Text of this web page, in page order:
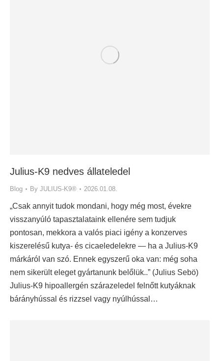
Julius-K9 nedves állateledel
Blog By JULIUS-K9® 2026.01.08.
„Csak annyit tudok mondani, hogy még most, évekre
visszanyúló tapasztalataink ellenére sem tudjuk
pontosan, mekkora a valós piaci igény a konzerves
kiszerelésű kutya- és cicaeledelekre — ha a Julius-K9
márkáról van szó. Ennek egyszerű oka van: még soha
nem sikerült eleget gyártanunk belőlük..” (Julius Sebö)
Julius-K9 hipoallergén szárazeledel felnőtt kutyáknak
bárányhússal és rizzsel vagy nyúlhússal…